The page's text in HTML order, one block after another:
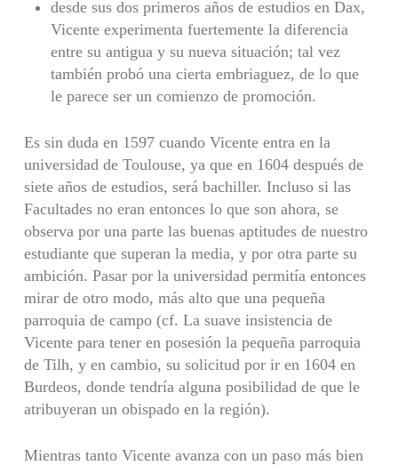
desde sus dos primeros años de estudios en Dax,
Vicente experimenta fuertemente la diferencia
entre su antigua y su nueva situación; tal vez
también probó una cierta embriaguez, de lo que
le parece ser un comienzo de promoción.
Es sin duda en 1597 cuando Vicente entra en la
universidad de Toulouse, ya que en 1604 después de
siete años de estudios, será bachiller. Incluso si las
Facultades no eran entonces lo que son ahora, se
observa por una parte las buenas aptitudes de nuestro
estudiante que superan la media, y por otra parte su
ambición. Pasar por la universidad permitía entonces
mirar de otro modo, más alto que una pequeña
parroquia de campo (cf. La suave insistencia de
Vicente para tener en posesión la pequeña parroquia
de Tilh, y en cambio, su solicitud por ir en 1604 en
Burdeos, donde tendría alguna posibilidad de que le
atribuyeran un obispado en la región).
Mientras tanto Vicente avanza con un paso más bien